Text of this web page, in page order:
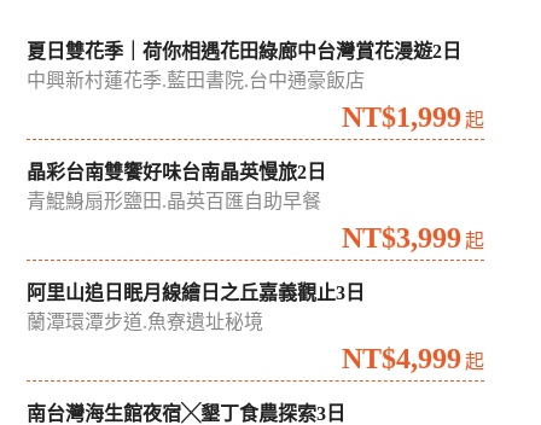
夏日雙花季｜荷你相遇花田綠廊中台灣賞花漫遊2日
中興新村蓮花季.藍田書院.台中通豪飯店
NT$1,999 起
晶彩台南雙饗好味台南晶英慢旅2日
青鯤鯓扇形鹽田.晶英百匯自助早餐
NT$3,999 起
阿里山追日眠月線繪日之丘嘉義觀止3日
蘭潭環潭步道.魚寮遺址秘境
NT$4,999 起
南台灣海生館夜宿╳墾丁食農探索3日